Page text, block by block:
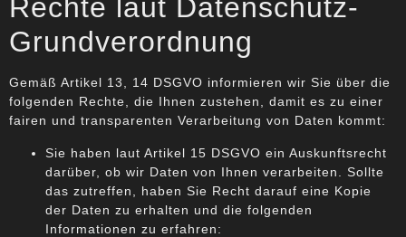
Rechte laut Datenschutz-
Grundverordnung
Gemäß Artikel 13, 14 DSGVO informieren wir Sie über die
folgenden Rechte, die Ihnen zustehen, damit es zu einer
fairen und transparenten Verarbeitung von Daten kommt:
Sie haben laut Artikel 15 DSGVO ein Auskunftsrecht
darüber, ob wir Daten von Ihnen verarbeiten. Sollte
das zutreffen, haben Sie Recht darauf eine Kopie
der Daten zu erhalten und die folgenden
Informationen zu erfahren: